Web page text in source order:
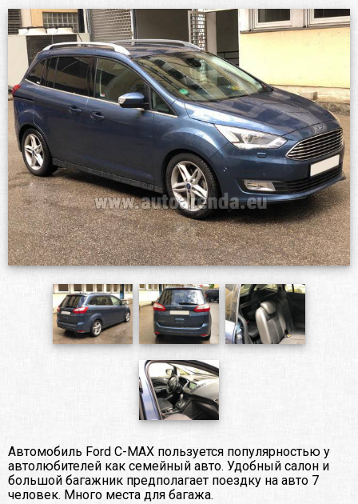
Автомобиль Ford C-MAX пользуется популярностью у
автолюбителей как семейный авто. Удобный салон и
большой багажник предполагает поездку на авто 7
человек. Много места для багажа.